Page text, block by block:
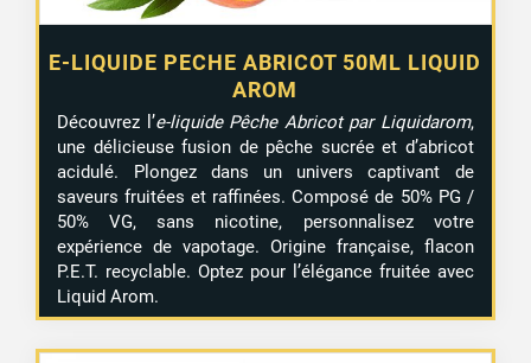
E-LIQUIDE PECHE ABRICOT 50ML LIQUID
AROM
Découvrez l’e-liquide Pêche Abricot par Liquidarom,
une délicieuse fusion de pêche sucrée et d’abricot
acidulé. Plongez dans un univers captivant de
saveurs fruitées et raffinées. Composé de 50% PG /
50% VG, sans nicotine, personnalisez votre
expérience de vapotage. Origine française, flacon
P.E.T. recyclable. Optez pour l’élégance fruitée avec
Liquid Arom.